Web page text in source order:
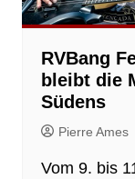
RVBang
bleibt die
Südens
Pierre Ames
Vom 9. bis